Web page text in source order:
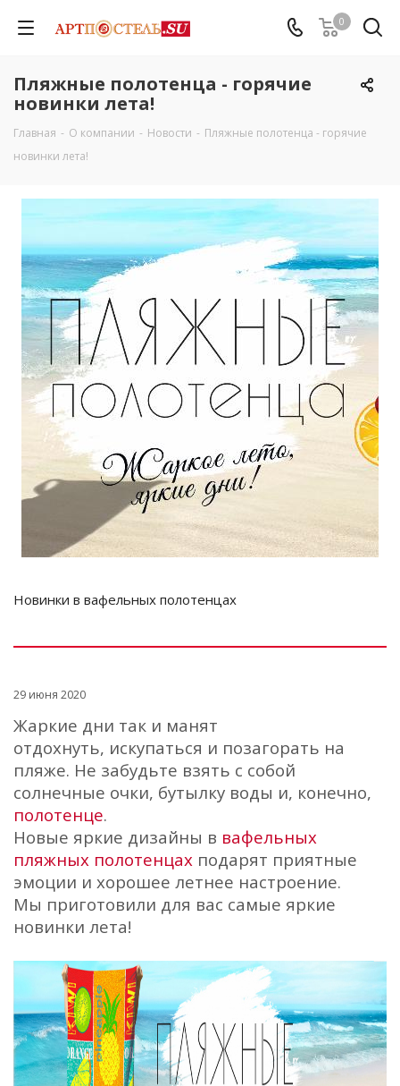
0
Пляжные полотенца - горячие
новинки лета!
Главная - О компании - Новости - Пляжные полотенца - горячие
новинки лета!
Новинки в вафельных полотенцах
29 июня 2020
Жаркие дни так и манят
отдохнуть, искупаться и позагорать на
пляже. Не забудьте взять с собой
солнечные очки, бутылку воды и, конечно,
полотенце.
Новые яркие дизайны в вафельных
пляжных полотенцах подарят приятные
эмоции и хорошее летнее настроение.
Мы приготовили для вас самые яркие
новинки лета!